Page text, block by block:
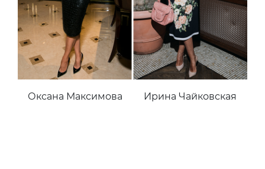
Оксана Максимова Ирина Чайковская